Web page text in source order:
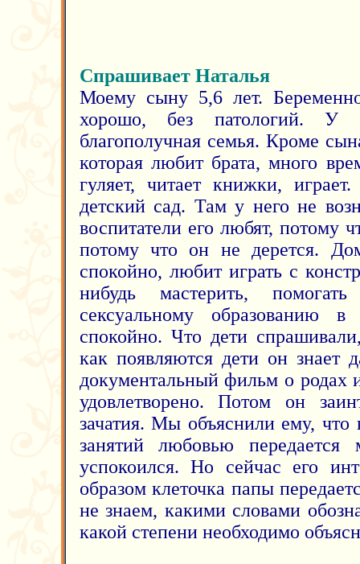
Спрашивает Наталья
Моему сыну 5,6 лет.
хорошо, без патологий. У
благополучная семья. Кроме
которая любит брата, много
гуляет, читает книжки,
детский сад. Там у него не
воспитатели его любят, потому
потому что он не дерется.
спокойно, любит играть с
нибудь мастерить,
сексуальному образованию
спокойно. Что дети
как появляются дети он знает
документальный фильм о родах
удовлетворено. Потом он
зачатия. Мы объяснили ему, что
занятий любовью
успокоился. Но сейчас его
образом клеточка папы
не знаем, какими словами
какой степени необходимо